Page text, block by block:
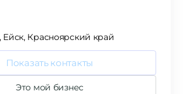
Ейск, Красноярский край
Показать контакты
Это мой бизнес